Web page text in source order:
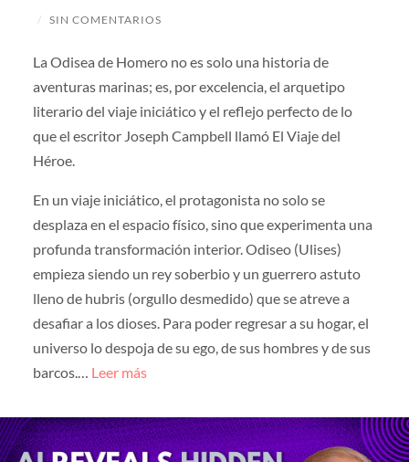
/ SIN COMENTARIOS
La Odisea de Homero no es solo una historia de
aventuras marinas; es, por excelencia, el arquetipo
literario del viaje iniciático y el reflejo perfecto de lo
que el escritor Joseph Campbell llamó El Viaje del
Héroe.
En un viaje iniciático, el protagonista no solo se
desplaza en el espacio físico, sino que experimenta una
profunda transformación interior. Odiseo (Ulises)
empieza siendo un rey soberbio y un guerrero astuto
lleno de hubris (orgullo desmedido) que se atreve a
desafiar a los dioses. Para poder regresar a su hogar, el
universo lo despoja de su ego, de sus hombres y de sus
barcos.… Leer más